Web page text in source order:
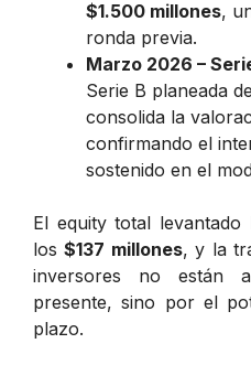
$1.500 millones,
ronda previa.
Marzo 2026 –
Serie B planeada de
consolida la
confirmando el
sostenido en el
El equity total
los$137 millones, y la
inversores no están
presente, sino por el
plazo.